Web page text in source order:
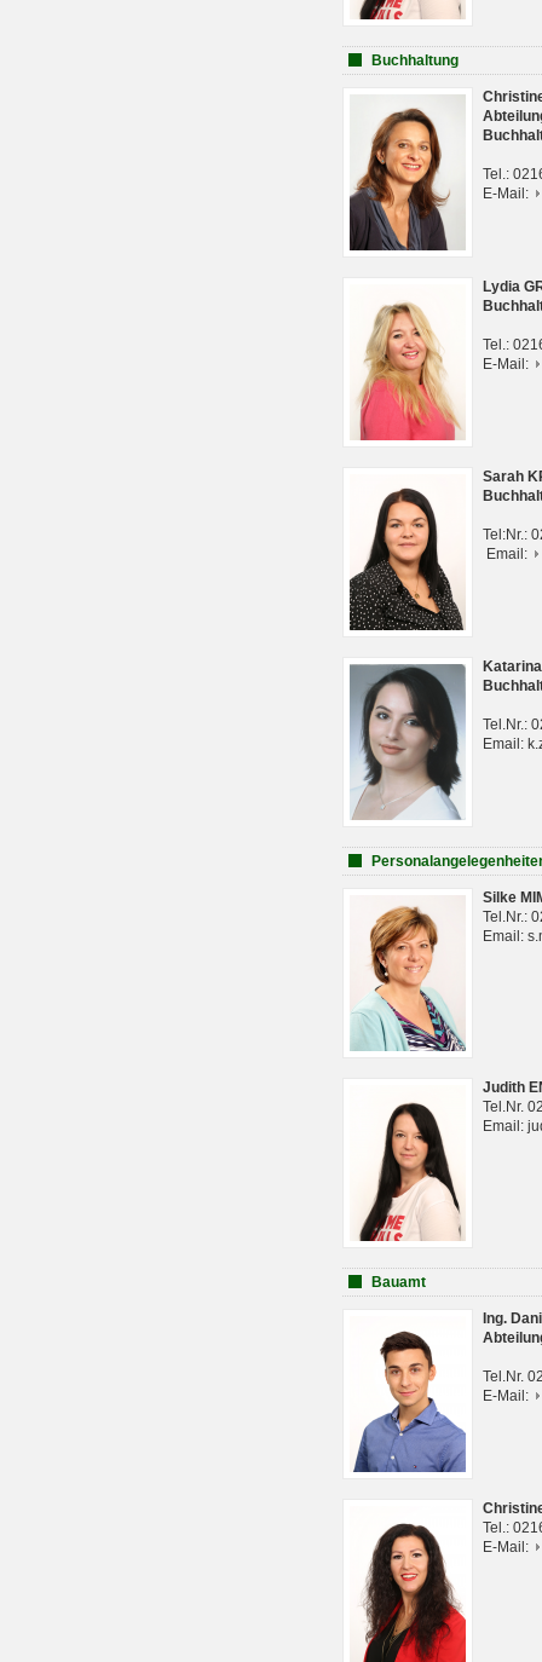
Buchhaltung
Tel.:
E-Mail:
Lydia
Tel.:
E-Mail:
Sarah
Tel:Nr.:
Email:
Tel.Nr.:
Email:
Silke
Tel.Nr.:
Email:
Judith
Tel.Nr.
Email:
Bauamt
Ing.
Tel.Nr.
E-Mail:
Tel.:
E-Mail: